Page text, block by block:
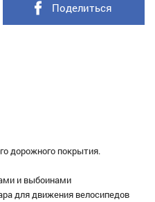
Поделиться
дорожного покрытия.
и выбоинами
для движения велосипедов